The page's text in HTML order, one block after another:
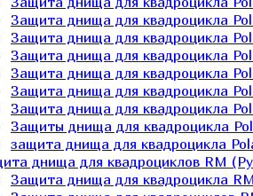
Защита днища для квадроцикла
Защита днища для квадроцикла
Защита днища для квадроцикла
Защита днища для квадроцикла
Защита днища для квадроцикла
Защита днища для квадроцикла
Защиты днища для квадроцикла
защита днища для квадроцикла
днища для квадроциклов RM
Защита днища для квадроцикла